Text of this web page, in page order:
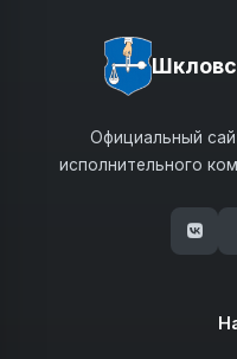
Официальный
исполнительного